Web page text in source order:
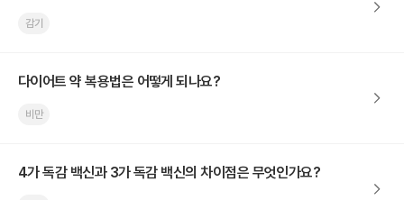
감기
다이어트 약 복용법은 어떻게 되나요?
비만
4가 독감 백신과 3가 독감 백신의 차이점은 무엇인가요?